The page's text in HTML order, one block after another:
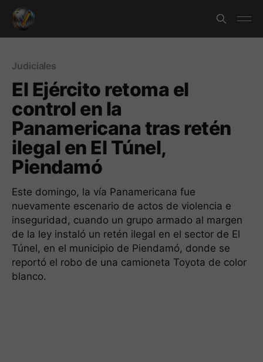
Judiciales
El Ejército retoma el
control en la
Panamericana tras retén
ilegal en El Túnel,
Piendamó
Este domingo, la vía Panamericana fue
nuevamente escenario de actos de violencia e
inseguridad, cuando un grupo armado al margen
de la ley instaló un retén ilegal en el sector de El
Túnel, en el municipio de Piendamó, donde se
reportó el robo de una camioneta Toyota de color
blanco.